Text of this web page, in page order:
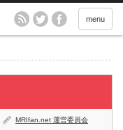
menu
MRIfan.net 運営委員会